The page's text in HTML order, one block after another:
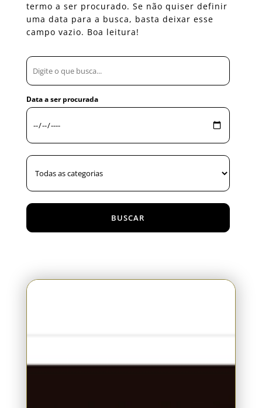
termo a ser procurado. Se não quiser definir
uma data para a busca, basta deixar esse
campo vazio. Boa leitura!